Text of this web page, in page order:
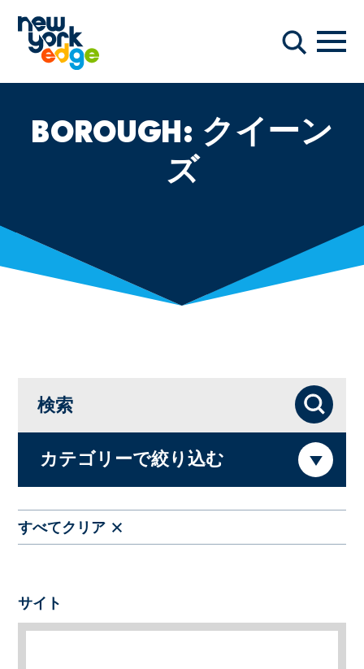
検索
ナ
BOROUGH: クイーン
ズ
カテゴリーで絞り込む
検索 検索
すべてクリア
サイト